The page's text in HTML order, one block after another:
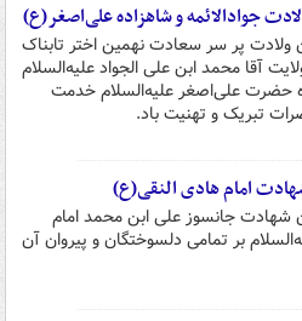
جوادالائمه و شاهزاده علی‌اصغر(ع)
ولادت پر سر سعادت نهمین اختر تابناک
آقا محمد ابن علی الجواد علیه‌السلام
حضرت علی‌اصغر علیه‌السلام خدمت
تبریک و تهنیت باد.
امام هادی النقی(ع)
شهادت جانسوز علی ابن محمد امام
بر تمامی دلسوختگان و پیروان آن